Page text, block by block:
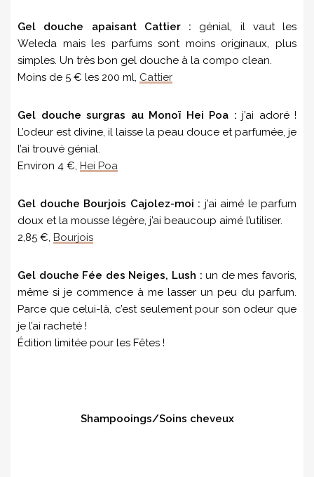
Gel douche apaisant Cattier : génial, il vaut les
Weleda mais les parfums sont moins originaux, plus
simples. Un très bon gel douche à la compo clean.
Moins de 5 € les 200 ml, Cattier
Gel douche surgras au Monoï Hei Poa : j’ai adoré !
L’odeur est divine, il laisse la peau douce et parfumée, je
l’ai trouvé génial.
Environ 4 €, Hei Poa
Gel douche Bourjois Cajolez-moi : j’ai aimé le parfum
doux et la mousse légère, j’ai beaucoup aimé l’utiliser.
2,85 €, Bourjois
Gel douche Fée des Neiges, Lush : un de mes favoris,
même si je commence à me lasser un peu du parfum.
Parce que celui-là, c’est seulement pour son odeur que
je l’ai racheté !
Édition limitée pour les Fêtes !
Shampooings/Soins cheveux